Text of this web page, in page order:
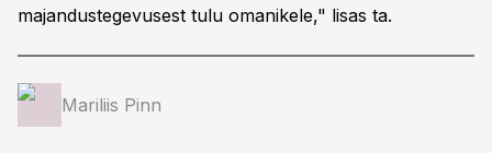
majandustegevusest tulu omanikele," lisas ta.
Mariliis Pinn